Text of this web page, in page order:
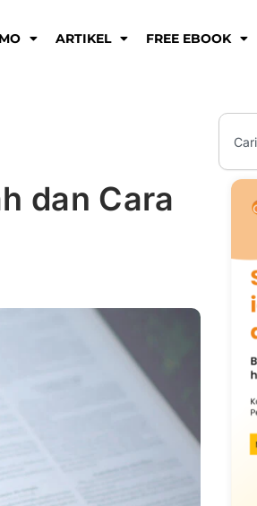
ARTIKEL FREE EBOOK
dan Cara
Search